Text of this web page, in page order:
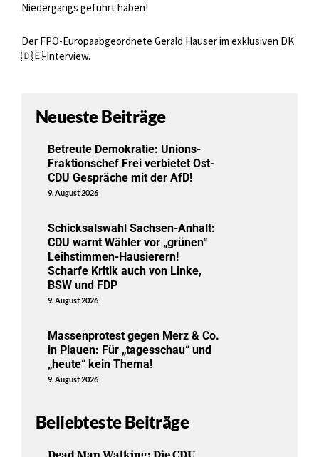
Niedergangs geführt haben!
Der FPÖ-Europaabgeordnete Gerald Hauser im exklusiven DK
🇩🇪-Interview.
Neueste Beiträge
Betreute Demokratie: Unions-
Fraktionschef Frei verbietet Ost-
CDU Gespräche mit der AfD!
9. August 2026
Schicksalswahl Sachsen-Anhalt:
CDU warnt Wähler vor „grünen“
Leihstimmen-Hausierern!
Scharfe Kritik auch von Linke,
BSW und FDP
9. August 2026
Massenprotest gegen Merz & Co.
in Plauen: Für „tagesschau“ und
„heute“ kein Thema!
9. August 2026
Beliebteste Beiträge